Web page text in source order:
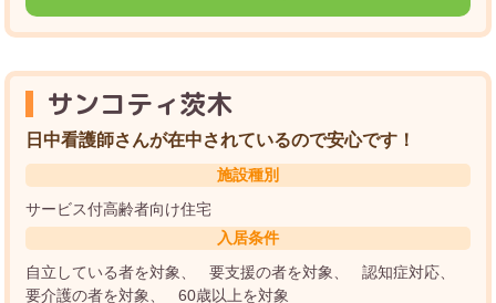
サンコティ茨木
日中看護師さんが在中されているので安心です！
施設種別
サービス付高齢者向け住宅
入居条件
自立している者を対象
要支援の者を対象
認知症対応
要介護の者を対象
60歳以上を対象